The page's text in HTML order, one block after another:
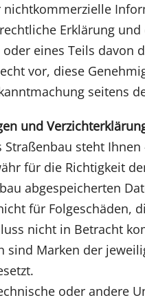
Erklärung
eines Teils
vor, diese
seitens
und
Straßenbau steht
für die Richtigkeit
abgespeicherten
für Folgeschäden,
nicht in Betracht
sind Marken der
oder andere